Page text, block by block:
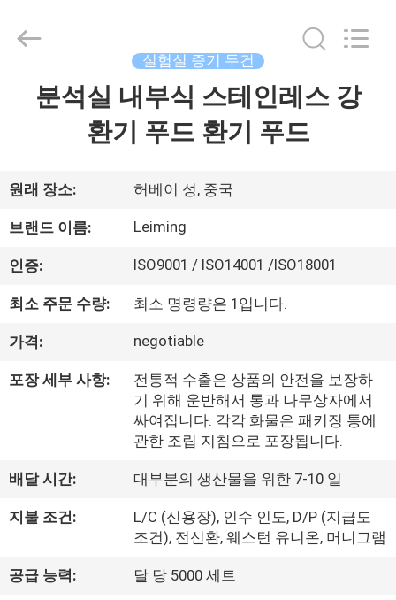
품
우
리
공
장
투
leimingte
laboratory
실험실 증기 두건
분석실 내부식 스테인레스 강
환기 푸드 환기 푸드
원래 장소: 허베이 성, 중국
브랜드 이름: Leiming
인증: ISO9001 / ISO14001 /ISO18001
최소 주문 수량: 최소 명령량은 1입니다.
가격: negotiable
포장 세부 사항:
전통적 수출은 상품의 안전을 보장하
기 위해 운반해서 통과 나무상자에서
싸여집니다. 각각 화물은 패키징 통에
관한 조립 지침으로 포장됩니다.
배달 시간: 대부분의 생산물을 위한 7-10 일
지불 조건:
L/C (신용장), 인수 인도, D/P (지급도
조건), 전신환, 웨스턴 유니온, 머니그램
공급 능력: 달 당 5000 세트